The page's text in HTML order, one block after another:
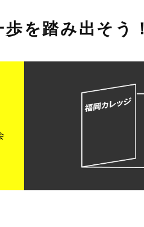
を踏み出そう！